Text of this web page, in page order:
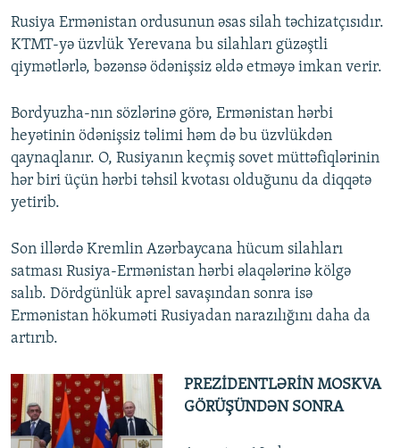
Rusiya Ermənistan ordusunun əsas silah təchizatçısıdır.
KTMT-yə üzvlük Yerevana bu silahları güzəştli
qiymətlərlə, bəzənsə ödənişsiz əldə etməyə imkan verir.
Bordyuzha-nın sözlərinə görə, Ermənistan hərbi
heyətinin ödənişsiz təlimi həm də bu üzvlükdən
qaynaqlanır. O, Rusiyanın keçmiş sovet müttəfiqlərinin
hər biri üçün hərbi təhsil kvotası olduğunu da diqqətə
yetirib.
Son illərdə Kremlin Azərbaycana hücum silahları
satması Rusiya-Ermənistan hərbi əlaqələrinə kölgə
salıb. Dördgünlük aprel savaşından sonra isə
Ermənistan hökuməti Rusiyadan narazılığını daha da
artırıb.
PREZİDENTLƏRİN MOSKVA
GÖRÜŞÜNDƏN SONRA